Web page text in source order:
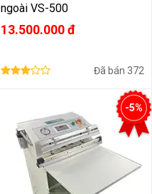
ngoài VS-500
13.500.000 đ
Đã bán 372
-5%